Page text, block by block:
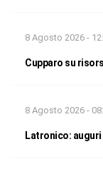
8 Agosto 2026 -
Cupparo su
8 Agosto 2026 -
Latronico: